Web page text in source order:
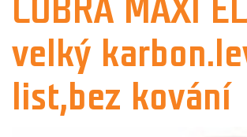
COBRA MAXI
velký
list,bez kování